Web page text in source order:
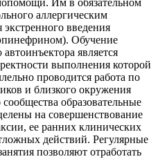
Им в обязательном
аллергическим
введения
Обучение
является
выполнения которой
проводится работа по
и близкого окружения
образовательные
на совершенствование
ее ранних клинических
действий. Регулярные
позволяют отработать